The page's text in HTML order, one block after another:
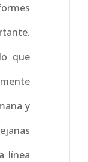
que
y
línea